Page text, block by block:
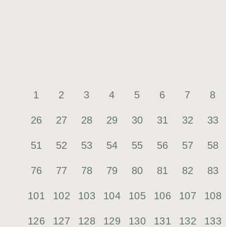
1 2 3 4 5 6 7 8
26 27 28 29 30 31 32 33
51 52 53 54 55 56 57 58
76 77 78 79 80 81 82 83
101 102 103 104 105 106 107 108
126 127 128 129 130 131 132 133